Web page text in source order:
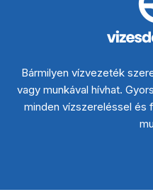
Bármilyen vízvezeték
vagy munkával hívhat.
minden vízszereléssel